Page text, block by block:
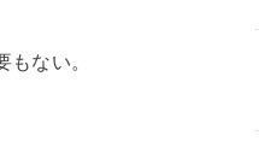
ない。